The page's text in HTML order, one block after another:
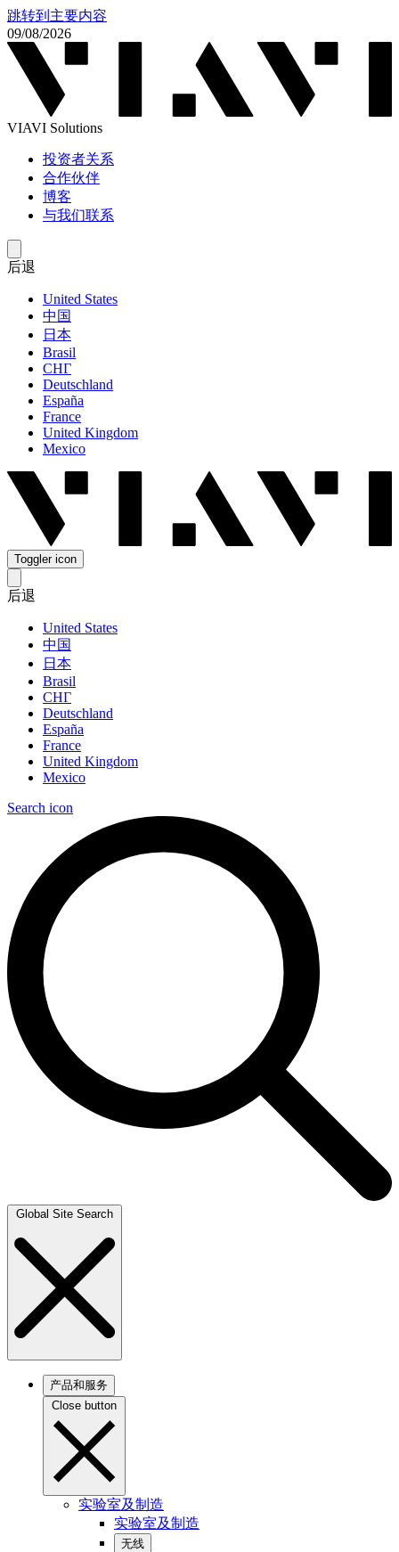
跳转到主要内容
09/08/2026
VIAVI Solutions
投资者关系
合作伙伴
博客
与我们联系
后退
United States
中国
日本
Brasil
СНГ
Deutschland
España
France
United Kingdom
Mexico
Toggler icon
后退
United States
中国
日本
Brasil
СНГ
Deutschland
España
France
United Kingdom
Mexico
Search icon
Global Site Search
产品和服务
Close button
实验室及制造
实验室及制造
无线